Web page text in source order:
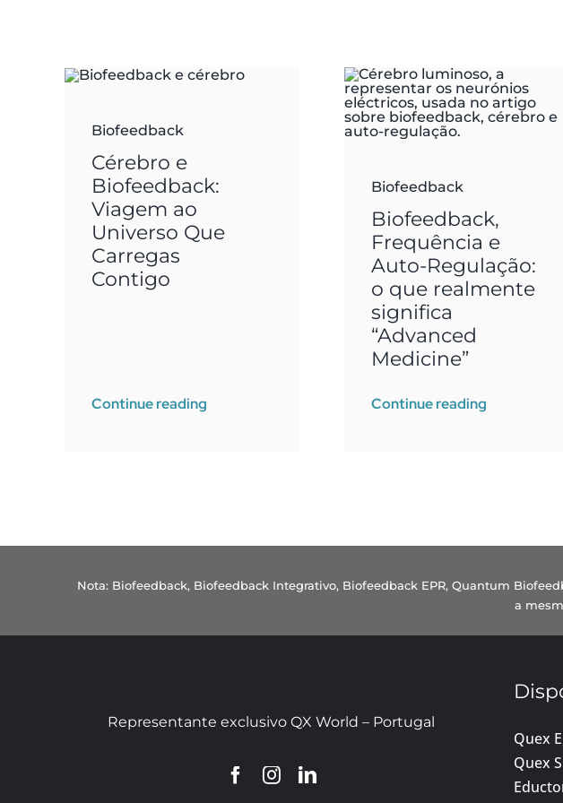
Biofeedback
Cérebro e
Biofeedback:
Viagem ao
Universo Que
Carregas
Contigo
Continue reading
Biofeedback
Biofeedback,
Frequência e
Auto-Regulação:
o que realmente
significa
“Advanced
Medicine”
Continue reading
Nota: Biofeedback, Biofeedback Integrativo, Biofeedback EPR, Quantum
a
Representante exclusivo QX World – Portugal
Quex
Quex S